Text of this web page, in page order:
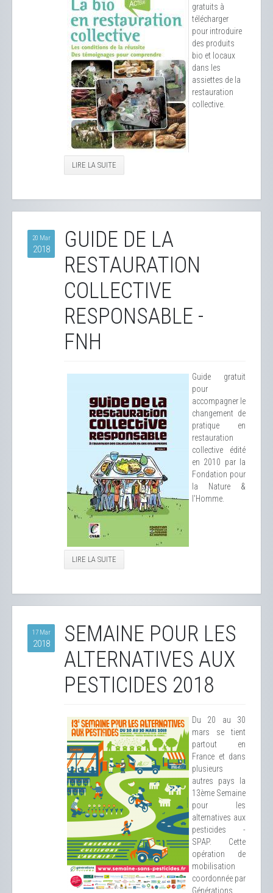
gratuits à
télécharger
pour introduire
des produits
bio et locaux
dans les
assiettes de la
restauration
collective.
LIRE LA SUITE
20 Mar
2018
GUIDE DE LA
RESTAURATION
COLLECTIVE
RESPONSABLE -
FNH
Guide gratuit
pour
accompagner le
changement de
pratique en
restauration
collective édité
en 2010 par la
Fondation pour
la Nature &
l'Homme.
LIRE LA SUITE
17 Mar
2018
SEMAINE POUR LES
ALTERNATIVES AUX
PESTICIDES 2018
Du 20 au 30
mars se tient
partout en
France et dans
plusieurs
autres pays la
13ème Semaine
pour les
alternatives aux
pesticides -
SPAP. Cette
opération de
mobilisation
coordonnée par
Générations